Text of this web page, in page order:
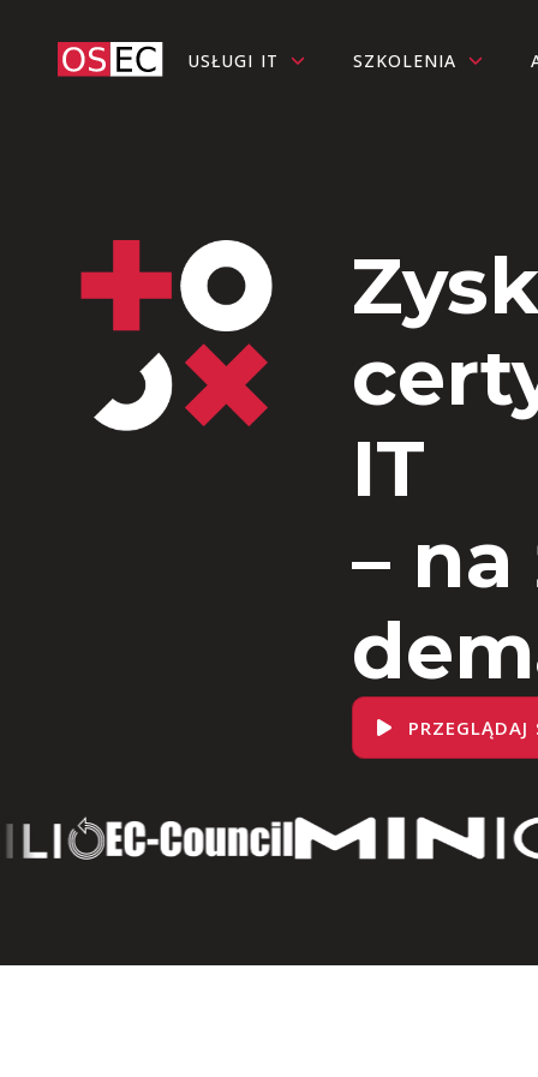
USŁUGI IT SZKOLENIA
IT
–